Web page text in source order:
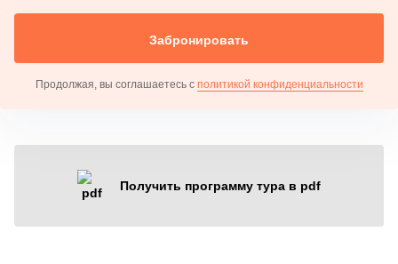
Забронировать
Продолжая, вы соглашаетесь с политикой конфиденциальности
Получить программу тура в pdf